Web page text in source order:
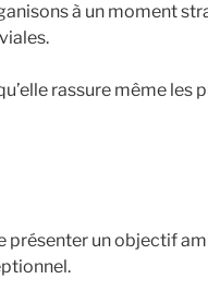
à un moment
rassure même les
présenter un objectif